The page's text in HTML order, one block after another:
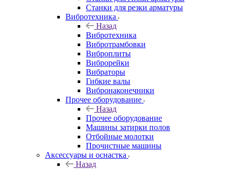
Станки для резки арматуры
Вибротехника
Назад
Вибротехника
Вибротрамбовки
Виброплиты
Виброрейки
Вибраторы
Гибкие валы
Вибронаконечники
Прочее оборудование
Назад
Прочее оборудование
Машины затирки полов
Отбойные молотки
Прочистные машины
Аксeccyapы и оснастка
Назад